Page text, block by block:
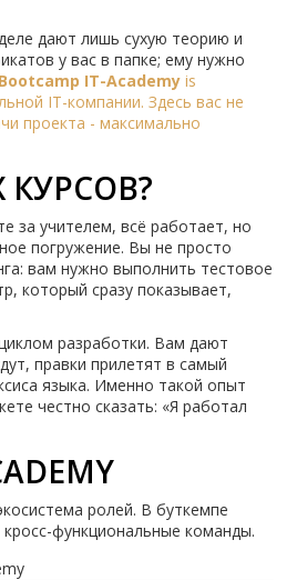
дают лишь сухую теорию и
у вас в папке; ему нужно
Bootcamp IT-Academy is
IT-компании. Здесь вас не
проекта - максимально
за учителем, всё работает, но
погружение. Вы не просто
вам нужно выполнить тестовое
который сразу показывает,
разработки. Вам дают
правки прилетят в самый
языка. Именно такой опыт
честно сказать: «Я работал
ролей. В буткемпе
функциональные команды.